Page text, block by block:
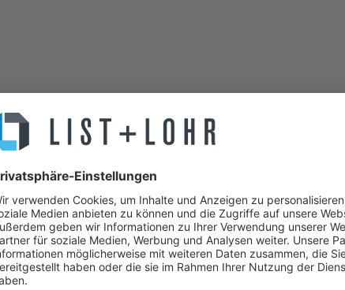
Was für Sie auch interessant sein könnte